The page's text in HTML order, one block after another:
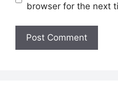
browser for the next